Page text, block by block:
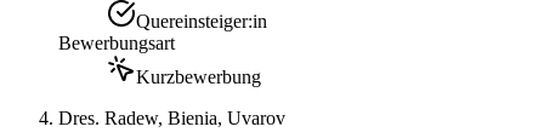
Quereinsteiger:in
Bewerbungsart
Kurzbewerbung
Dres. Radew, Bienia, Uvarov